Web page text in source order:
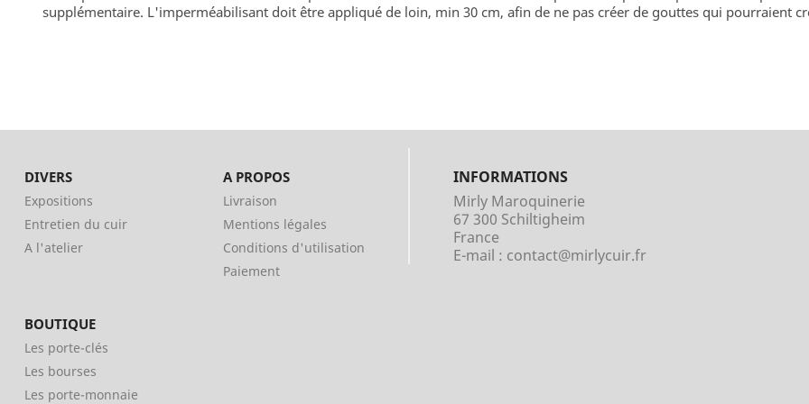
supplémentaire. L'imperméabilisant doit être appliqué de loin, min 30 cm, afin de ne pas créer de gouttes qui pourraient
DIVERS
Expositions
Entretien du cuir
A l'atelier
A PROPOS
Livraison
Mentions légales
Conditions d'utilisation
Paiement
BOUTIQUE
Les porte-clés
Les bourses
Les porte-monnaie
INFORMATIONS
Mirly Maroquinerie
67 300 Schiltigheim
France
E-mail : contact@mirlycuir.fr